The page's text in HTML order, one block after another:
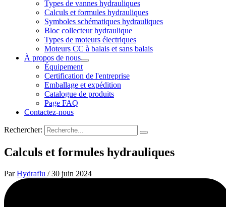
Types de vannes hydrauliques
Calculs et formules hydrauliques
Symboles schématiques hydrauliques
Bloc collecteur hydraulique
Types de moteurs électriques
Moteurs CC à balais et sans balais
À propos de nous
Équipement
Certification de l'entreprise
Emballage et expédition
Catalogue de produits
Page FAQ
Contactez-nous
Rechercher:
Calculs et formules hydrauliques
ParHydraflu /30 juin 2024